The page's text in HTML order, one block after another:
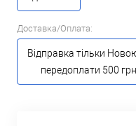
Доставка/Оплата:
Відправка тільки
передоплати 500